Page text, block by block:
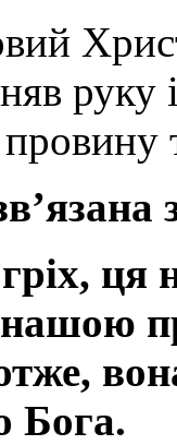
ця
Бога.